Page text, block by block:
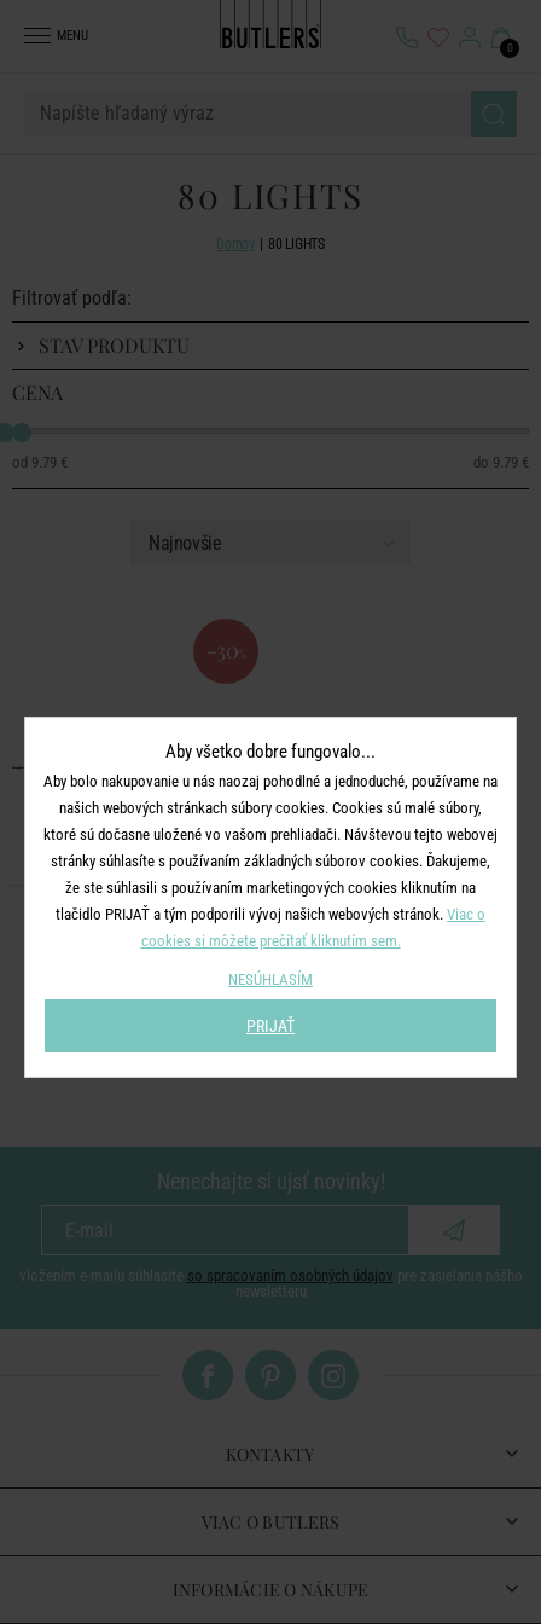
MENU
0
80 LIGHTS
Domov 80 LIGHTS
Filtrovať podľa:
STAV PRODUKTU
CENA
9.79 € 9.79 €
-30 %
80 LIGHTS
LED Svetelná reťaz vonkajši 80
Nenechajte si ujsť novinky!
vložením e-mailu súhlasíte so spracovaním osobných údajov pre zasielanie nášho
newsletteru
KONTAKTY
VIAC O BUTLERS
INFORMÁCIE O NÁKUPE
Aby všetko dobre fungovalo...
Aby bolo nakupovanie u nás naozaj pohodlné a jednoduché, používame na
našich webových stránkach súbory cookies. Cookies sú malé súbory,
ktoré sú dočasne uložené vo vašom prehliadači. Návštevou tejto webovej
stránky súhlasíte s používaním základných súborov cookies. Ďakujeme,
že ste súhlasili s používaním marketingových cookies kliknutím na
tlačidlo PRIJAŤ a tým podporili vývoj našich webových stránok. Viac o
cookies si môžete prečítať kliknutím sem.
NESÚHLASÍM
PRIJAŤ